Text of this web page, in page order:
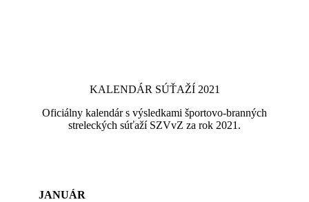
KALENDÁR SÚŤAŽÍ 2021
Oficiálny kalendár s výsledkami športovo-branných
streleckých súťaží SZVvZ za rok 2021.
JANUÁR